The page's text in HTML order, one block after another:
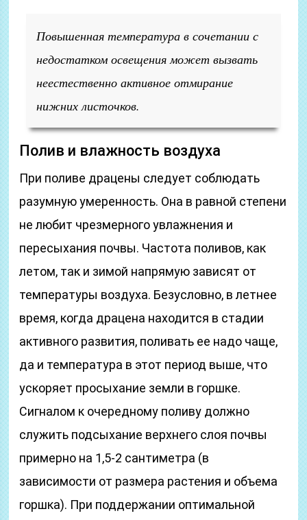
Повышенная температура в сочетании с
недостатком освещения может вызвать
неестественно активное отмирание
нижних листочков.
Полив и влажность воздуха
При поливе драцены следует соблюдать
разумную умеренность. Она в равной степени
не любит чрезмерного увлажнения и
пересыхания почвы. Частота поливов, как
летом, так и зимой напрямую зависят от
температуры воздуха. Безусловно, в летнее
время, когда драцена находится в стадии
активного развития, поливать ее надо чаще,
да и температура в этот период выше, что
ускоряет просыхание земли в горшке.
Сигналом к очередному поливу должно
служить подсыхание верхнего слоя почвы
примерно на 1,5-2 сантиметра (в
зависимости от размера растения и объема
горшка). При поддержании оптимальной